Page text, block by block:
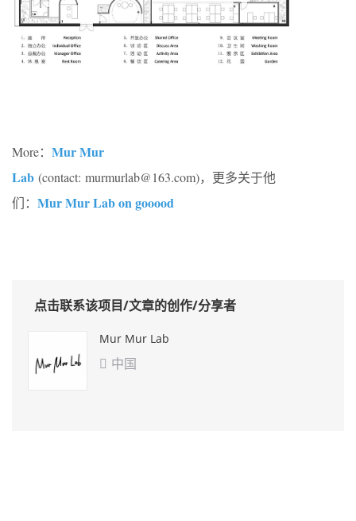
More： Mur Mur
Lab (contact: murmurlab@163.com)，更多关于他
们： Mur Mur Lab on gooood
点击联系该项目/文章的创作/分享者
Mur Mur Lab
 中国